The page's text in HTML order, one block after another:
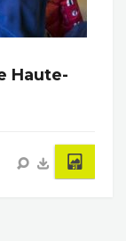
Haute-